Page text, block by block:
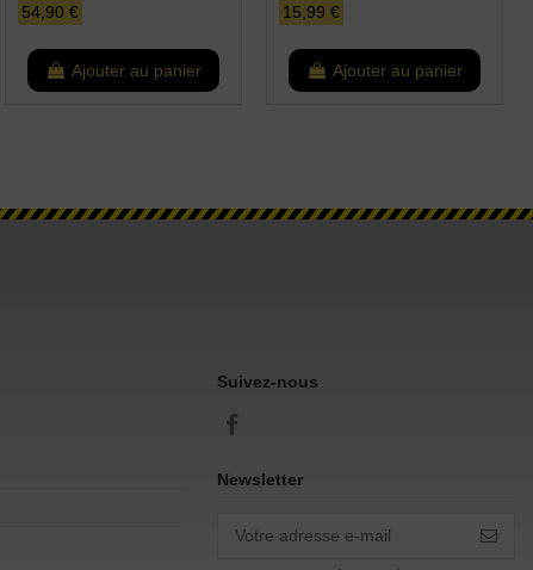
54,90 €
Ajouter au panier
15,99 €
Ajouter au panier
Suivez-nous
Newsletter